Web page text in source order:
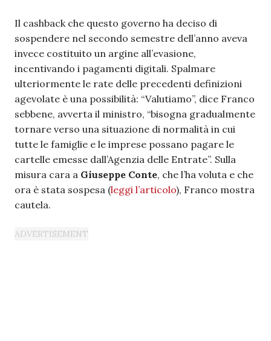
Il cashback che questo governo ha deciso di
sospendere nel secondo semestre dell’anno aveva
invece costituito un argine all’evasione,
incentivando i pagamenti digitali. Spalmare
ulteriormente le rate delle precedenti definizioni
agevolate è una possibilità: “Valutiamo”, dice Franco
sebbene, avverta il ministro, “bisogna gradualmente
tornare verso una situazione di normalità in cui
tutte le famiglie e le imprese possano pagare le
cartelle emesse dall’Agenzia delle Entrate”. Sulla
misura cara a Giuseppe Conte, che l’ha voluta e che
ora è stata sospesa (leggi l’articolo), Franco mostra
cautela.